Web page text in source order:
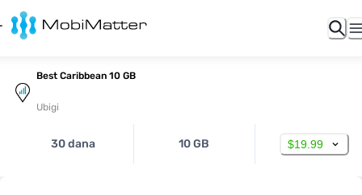
Best Caribbean 10 GB
Ubigi
30 dana 10 GB $19.99